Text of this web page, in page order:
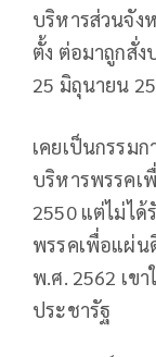
บริหารส่วนจัง
ตั้ง ต่อมาถูกสั่
25 มิถุนายน
เคยเป็นกรรม
บริหารพรรคเ
2550 แต่ไม่ได้
พรรคเพื่อแผ่น
พ.ศ. 2562 เข
ประชารัฐ